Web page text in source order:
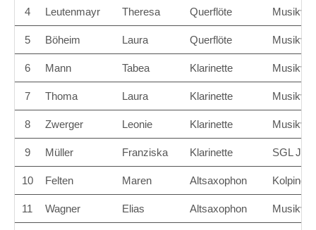
4 Leutenmayr Theresa Querflöte
5 Böheim Laura Querflöte
6 Mann Tabea Klarinette
7 Thoma Laura Klarinette
8 Zwerger Leonie Klarinette
9 Müller Franziska Klarinette SGL
10 Felten Maren Altsaxophon
11 Wagner Elias Altsaxophon